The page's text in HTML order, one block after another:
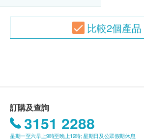
回家。
所有內視鏡套餐均包括靜脈注射
諮詢有認可資格的醫生，作出診
本服務/產品由商戶提供。生
health.ESDlife】並沒有經營或
比較2個產品
訂購及查詢
3151 2288
星期一至六早上9時至晚上12時; 星期日及公眾假期休息